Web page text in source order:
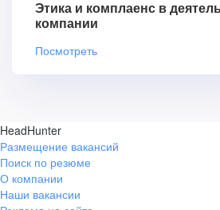
Этика и комплаенс в
компании
Посмотреть
HeadHunter
Размещение вакансий
Поиск по резюме
О компании
Наши вакансии